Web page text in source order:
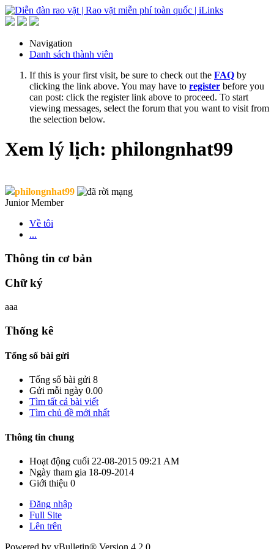
Navigation
Danh sách thành viên
If this is your first visit, be sure to check out the FAQ by
clicking the link above. You may have to register before you
can post: click the register link above to proceed. To start
viewing messages, select the forum that you want to visit from
the selection below.
Xem lý lịch: philongnhat99
philongnhat99
Junior Member
Về tôi
...
Thông tin cơ bản
Chữ ký
aaa
Thống kê
Tổng số bài gửi
Tổng số bài gửi 8
Gửi mỗi ngày 0.00
Tìm tất cả bài viết
Tìm chủ đề mới nhất
Thông tin chung
Hoạt động cuối 22-08-2015 09:21 AM
Ngày tham gia 18-09-2014
Giới thiệu 0
Đăng nhập
Full Site
Lên trên
Powered by vBulletin® Version 4.2.0